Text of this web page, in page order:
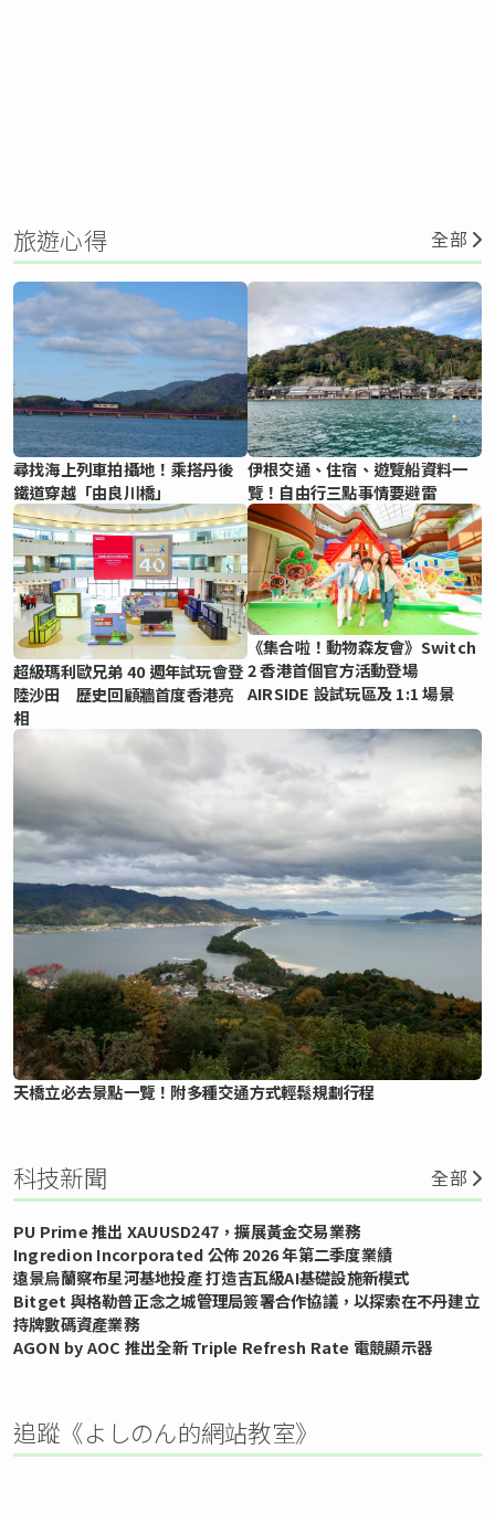
旅遊心得 全部
尋找海上列車拍攝地！乘搭丹後
鐵道穿越「由良川橋」
伊根交通、住宿、遊覽船資料一
覽！自由行三點事情要避雷
超級瑪利歐兄弟 40 週年試玩會登
陸沙田 歷史回顧牆首度香港亮
相
《集合啦！動物森友會》Switch
2 香港首個官方活動登場
AIRSIDE 設試玩區及 1:1 場景
天橋立必去景點一覽！附多種交通方式輕鬆規劃行程
科技新聞 全部
PU Prime 推出 XAUUSD247，擴展黃金交易業務
Ingredion Incorporated 公佈 2026 年第二季度業績
遠景烏蘭察布星河基地投產 打造吉瓦級AI基礎設施新模式
Bitget 與格勒普正念之城管理局簽署合作協議，以探索在不丹建立
持牌數碼資產業務
AGON by AOC 推出全新 Triple Refresh Rate 電競顯示器
追蹤《よしのん的網站教室》